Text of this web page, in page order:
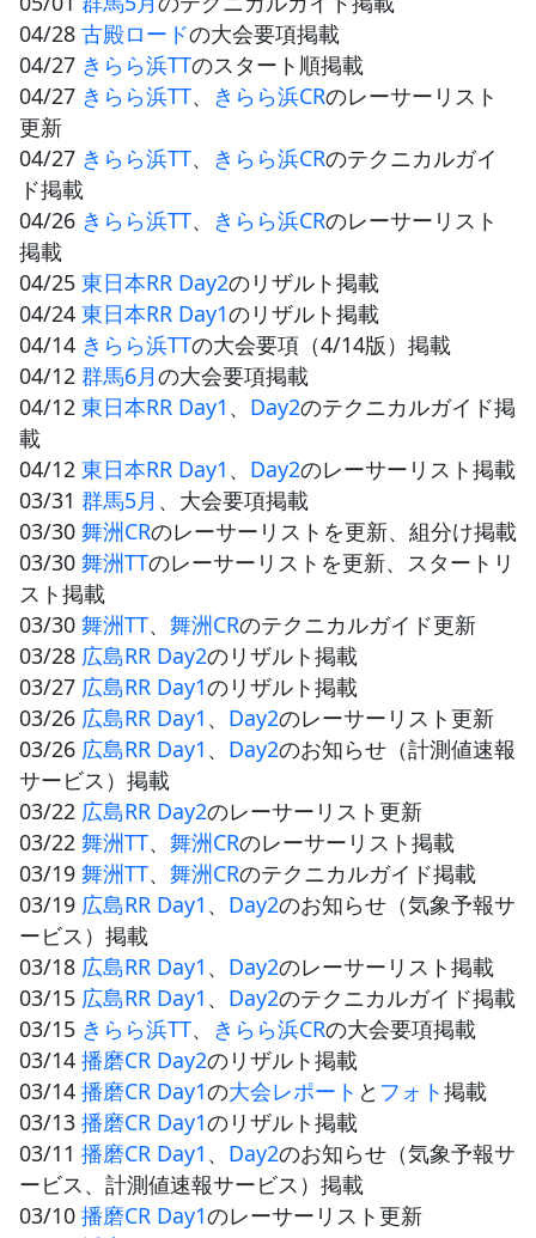
04/28 古殿ロードの大会要項掲載
04/27 きらら浜TTのスタート順掲載
04/27 きらら浜TT、 きらら浜CRのレーサーリスト
更新
04/27 きらら浜TT、 きらら浜CRのテクニカルガイ
ド掲載
04/26 きらら浜TT、 きらら浜CRのレーサーリスト
掲載
04/25 東日本RR Day2のリザルト掲載
04/24 東日本RR Day1のリザルト掲載
04/14 きらら浜TTの大会要項（4/14版）掲載
04/12 群馬6月の大会要項掲載
04/12 東日本RR Day1 、 Day2のテクニカルガイド掲
載
04/12 東日本RR Day1 、 Day2のレーサーリスト掲載
03/31 群馬5月 、大会要項掲載
03/30 舞洲CRのレーサーリストを更新、組分け掲載
03/30 舞洲TTのレーサーリストを更新、スタートリ
スト掲載
03/30 舞洲TT、 舞洲CRのテクニカルガイド更新
03/28 広島RR Day2のリザルト掲載
03/27 広島RR Day1のリザルト掲載
03/26 広島RR Day1 、 Day2のレーサーリスト更新
03/26 広島RR Day1 、 Day2のお知らせ（計測値速報
サービス）掲載
03/22 広島RR Day2のレーサーリスト更新
03/22 舞洲TT、 舞洲CRのレーサーリスト掲載
03/19 舞洲TT、 舞洲CRのテクニカルガイド掲載
03/19 広島RR Day1 、 Day2のお知らせ（気象予報サ
ービス）掲載
03/18 広島RR Day1 、 Day2のレーサーリスト掲載
03/15 広島RR Day1 、 Day2のテクニカルガイド掲載
03/15 きらら浜TT、 きらら浜CRの大会要項掲載
03/14 播磨CR Day2のリザルト掲載
03/14 播磨CR Day1の大会レポート と フォト掲載
03/13 播磨CR Day1のリザルト掲載
03/11 播磨CR Day1 、 Day2のお知らせ（気象予報サ
ービス、計測値速報サービス）掲載
03/10 播磨CR Day1のレーサーリスト更新